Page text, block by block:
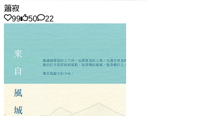
簫寂
99
50 22